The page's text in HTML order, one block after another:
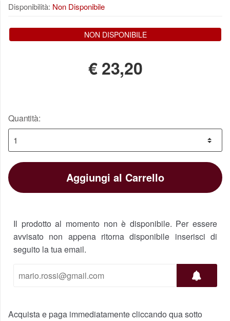
Disponibilità: Non Disponibile
NON DISPONIBILE
€23,20
Quantità:
Aggiungi al Carrello
Il prodotto al momento non è disponibile. Per essere
avvisato non appena ritorna disponibile inserisci di
seguito la tua email.
Acquista e paga immediatamente cliccando qua sotto